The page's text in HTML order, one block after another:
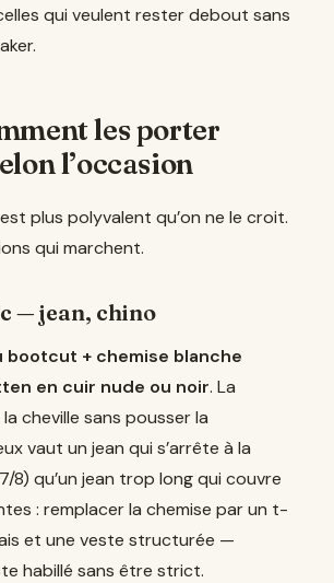
qui veulent rester debout sans
les porter
l’occasion
plus polyvalent qu’on ne le croit.
qui marchent.
— jean, chino
bootcut + chemise blanche
en cuir nude ou noir. La
cheville sans pousser la
vaut un jean qui s’arrête à la
8) qu’un jean trop long qui couvre
: remplacer la chemise par un t-
et une veste structurée —
habillé sans être strict.